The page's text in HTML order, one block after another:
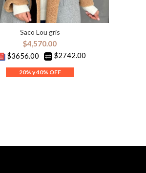
SELECCIONAR OPCIONES
Saco Lou gris
$4,570.00
$3656.00
$2742.00